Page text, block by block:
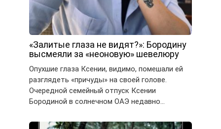
«Залитые глаза не видят?»: Бородину
высмеяли за «неоновую» шевелюру
Опухшие глаза Ксении, видимо, помешали ей
разглядеть «причуды» на своей голове.
Очередной семейный отпуск Ксении
Бородиной в солнечном ОАЭ недавно…